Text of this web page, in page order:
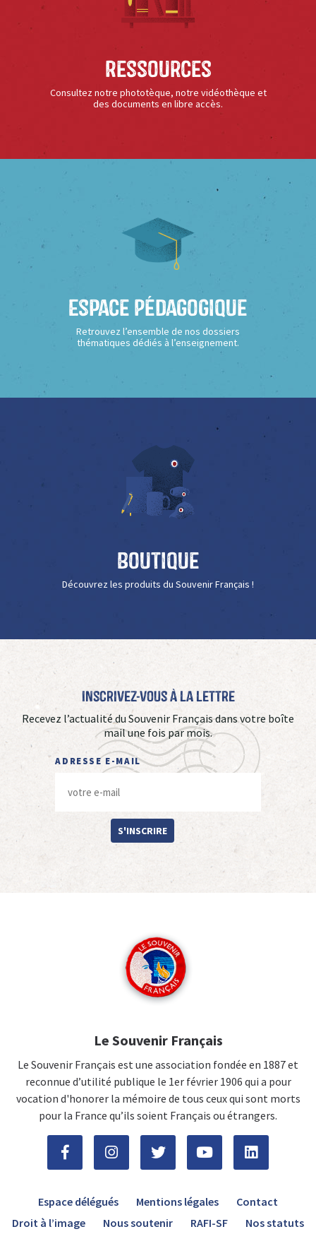
Ressources
Consultez notre phototèque, notre vidéothèque et
des documents en libre accès.
Espace Pédagogique
Retrouvez l’ensemble de nos dossiers
thématiques dédiés à l’enseignement.
Boutique
Découvrez les produits du Souvenir Français !
Inscrivez-vous à La Lettre
Recevez l’actualité du Souvenir Français dans votre boîte
mail une fois par mois.
ADRESSE E-MAIL
S'INSCRIRE
Le Souvenir Français
Le Souvenir Français est une association fondée en 1887 et
reconnue d’utilité publique le 1er février 1906 qui a pour
vocation d'honorer la mémoire de tous ceux qui sont morts
pour la France qu’ils soient Français ou étrangers.
Espace délégués Mentions légales
Contact
Droit à l’image
Nous soutenir RAFI-SF Nos statuts